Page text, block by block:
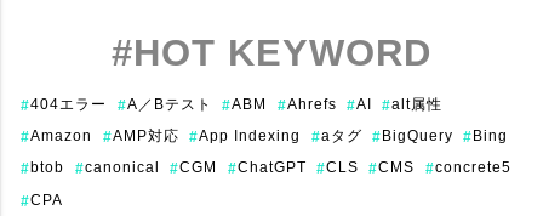
#HOT KEYWORD
#404エラー #A／Bテスト #ABM #Ahrefs #AI #alt属性
#Amazon #AMP対応 #App Indexing #aタグ # BigQuery # Bing
#btob #canonical #CGM #ChatGPT #CLS #CMS #concrete5
#CPA